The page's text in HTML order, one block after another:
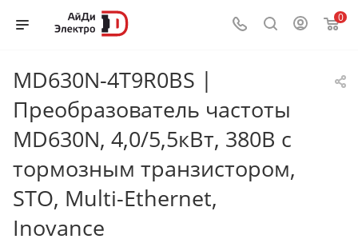
0
MD630N-4T9R0BS |
Преобразователь частоты
MD630N, 4,0/5,5кВт, 380В с
тормозным транзистором,
STO, Multi-Ethernet,
Inovance